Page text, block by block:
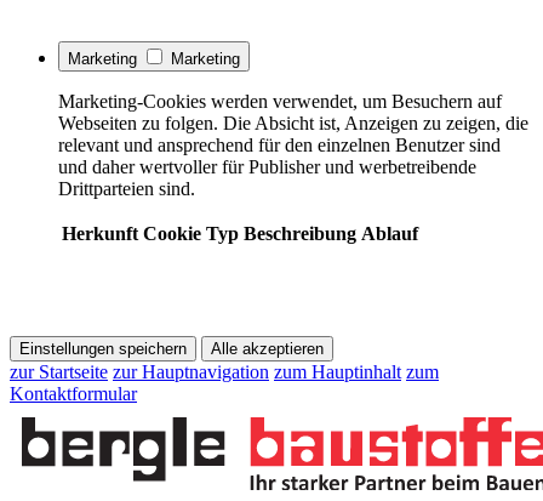
Marketing Marketing
Marketing-Cookies werden verwendet, um Besuchern auf
Webseiten zu folgen. Die Absicht ist, Anzeigen zu zeigen, die
relevant und ansprechend für den einzelnen Benutzer sind
und daher wertvoller für Publisher und werbetreibende
Drittparteien sind.
Herkunft Cookie Typ Beschreibung Ablauf
Einstellungen speichern Alle akzeptieren
zur Startseite zur Hauptnavigation zum Hauptinhalt zum
Kontaktformular